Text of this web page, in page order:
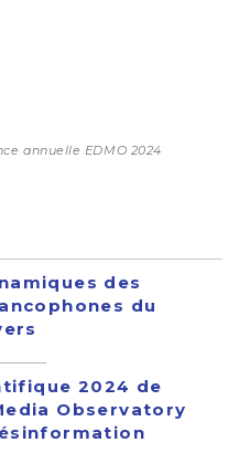
annuelle EDMO 2024
des
du
2024 de
Observatory